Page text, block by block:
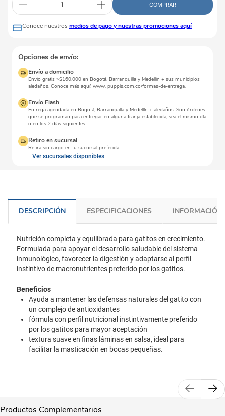
COMPRAR
Conoce nuestros medios de pago y nuestras promociones aquí
Opciones de envío:
Envío a domicilio
Envío gratis >$160.000 en Bogotá, Barranquilla y Medellín + sus municipios
aledaños. Conoce más aquí: www. puppis.com.co/formas-de-entrega.
Envío Flash
Entrega agendada en Bogotá, Barranquilla y Medellín + aledaños. Son órdenes
que se programan para entregar en alguna franja establecida, sea el mismo día
o en los 2 días siguientes.
Retiro en sucursal
Retira sin cargo en tu sucursal preferida.
Ver sucursales disponibles
DESCRIPCIÓN ESPECIFICACIONES
Nutrición completa y equilibrada para gatitos en crecimiento.
Formulada para apoyar el desarrollo saludable del sistema
inmunológico, favorecer la digestión y adaptarse al perfil
instintivo de macronutrientes preferido por los gatitos.
Beneficios
Ayuda a mantener las defensas naturales del gatito con
un complejo de antioxidantes
fórmula con perfil nutricional instintivamente preferido
por los gatitos para mayor aceptación
textura suave en finas láminas en salsa, ideal para
facilitar la masticación en bocas pequeñas.
Productos Complementarios